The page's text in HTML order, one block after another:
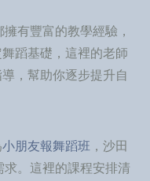
擁有豐富的教學經驗，
蹈基礎，這裡的老師
，幫助你逐步提升自
小朋友報舞蹈班 ，沙田
求。這裡的課程安排清